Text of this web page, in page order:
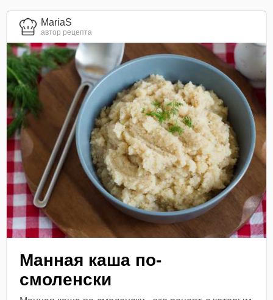
MariaS
автор рецепта
Манная каша по-
смоленски